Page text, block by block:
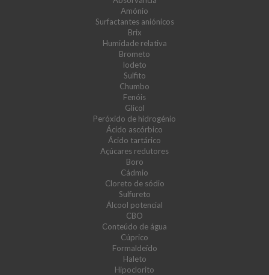
Amónio
Surfactantes aniónicos
Brix
Humidade relativa
Brometo
Iodeto
Sulfito
Chumbo
Fenóis
Glicol
Peróxido de hidrogénio
Ácido ascórbico
Ácido tartárico
Açúcares redutores
Boro
Cádmio
Cloreto de sódio
Sulfureto
Álcool potencial
CBO
Conteúdo de água
Cúprico
Formaldeído
Haleto
Hipoclorito